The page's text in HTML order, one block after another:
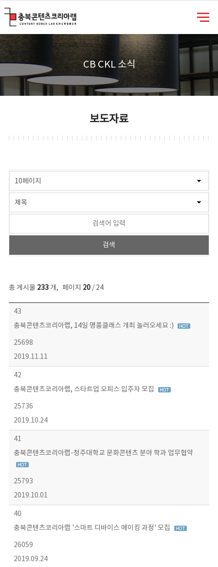
CB CKL 소식
보도자료
총 게시물 233개, 페이지 20/ 24
보도자료 목록 - 번호, 제목, 작성자, 파일, 조회수, 작성일 정보 제공
43
충북콘텐츠코리아랩, 14일 명품클래스 개최 놀러오세요 :)
25698
2019.11.11
42
충북콘텐츠코리아랩, 스타트업 오피스 입주자 모집
25736
2019.10.24
41
충북콘텐츠코리아랩-청주대학교 문화콘텐츠 분야 학과 업무협약
25793
2019.10.01
40
충북콘텐츠코리아랩 '스마트 디바이스 메이킹 과정' 모집
26059
2019.09.24